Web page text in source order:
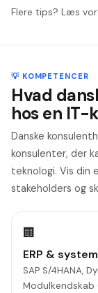
Flere tips? Læs
💡 KOMPETENCER
Hvad
hos en IT-
Danske
konsulenter, der
teknologi. Vis din
stakeholders og
🏢
ERP &
SAP S/4HANA,
Modulkendskab